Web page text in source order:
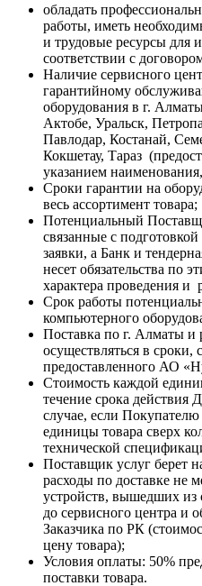
обладать
работы, иметь
и трудовые ресурсы для
соответствии с
Наличие сервисного
гарантийному
оборудования в г.
Актобе, Уральск,
Павлодар, Костанай,
Кокшетау, Тараз
указанием
Сроки гарантии на
весь ассортимент товара;
Потенциальный
связанные с
заявки, а Банк и
несет обязательства по
характера проведения и
Срок работы
компьютерного
Поставка по г. Алматы и
осуществляться в сроки,
предоставленного АО
Стоимость каждой
течение срока действия
случае, если
единицы товара сверх
технической
Поставщик услуг берет
расходы по доставке не
устройств, вышедших из
до сервисного центра и
Заказчика по РК
цену товара);
Условия оплаты: 50%
поставки товара.